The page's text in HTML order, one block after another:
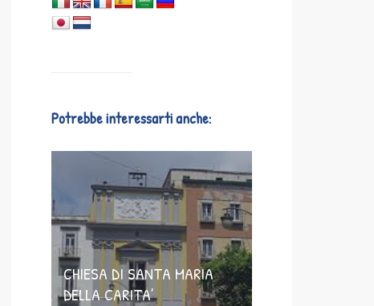
Potrebbe interessarti anche:
CHIESA DI SANTA MARIA
DELLA CARITA’